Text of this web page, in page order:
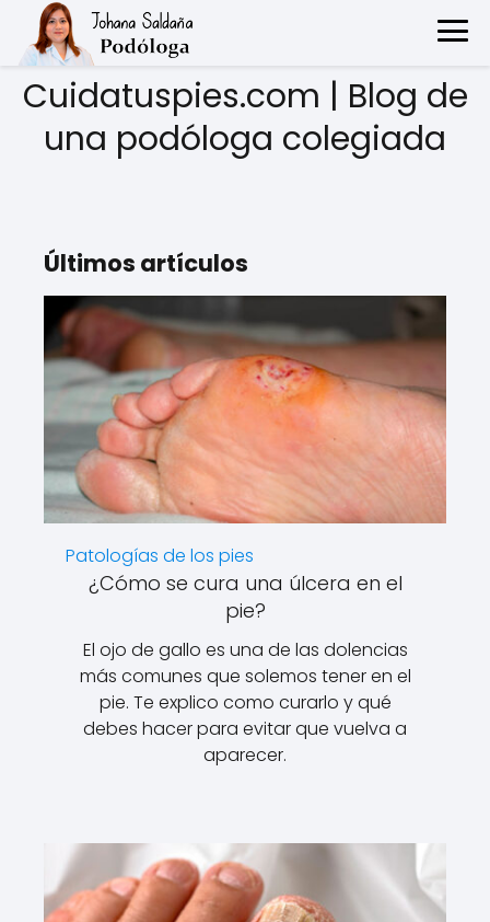
Cuidatuspies.com | Blog de
una podóloga colegiada
Últimos artículos
Destacado
Patologías de los pies
¿Cómo se cura una úlcera en el
pie?
El ojo de gallo es una de las dolencias
más comunes que solemos tener en el
pie. Te explico como curarlo y qué
debes hacer para evitar que vuelva a
aparecer.
Destacado
Destacado
Destacado